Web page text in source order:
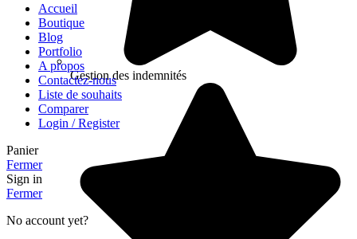
Gestion des indemnités
Accueil
Boutique
Blog
Portfolio
A propos
Contactez-nous
Liste de souhaits
Comparer
Login / Register
Panier
Fermer
Sign in
Fermer
No account yet?